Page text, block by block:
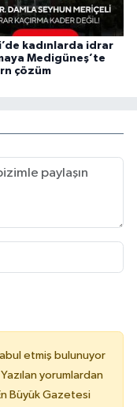
kadınlarda idrar
Medigüneş’te
çözüm
etmiş bulunuyor
yorumlardan
Büyük Gazetesi